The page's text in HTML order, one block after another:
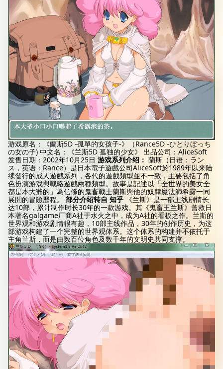
游戏原名：《蘭斯5D -孤單的女孩子-》（Rance5D -ひとりぼっち
の女の子) 中文名：《兰斯5D 孤独的少女》 出品公司：AliceSoft
发售日期：2002年10月25日 游戏系列介绍： 蘭斯（日语：ラン
ス，英语：Rance）是日本電子遊戲公司AliceSoft於1989年以来陆
续發行的成人遊戲系列，各代的遊戲類型並不一致，主要包括了角
色扮演游戏與戰略遊戲兩種類型。故事是記述以「全世界的美女全
都是本大爺的」為信條的鬼畜戰士蘭斯與他的奴隸魔法師希露一同
展開的冒險歷程。 部分介绍转自 知乎 《兰斯》是一部主线剧情长
达10部，累计制作时长30年的一款游戏。其《鬼畜王兰斯》曾救日
本著名galgame厂商A社于水火之中，成为A社的看板之作。兰斯的
世界观和游戏剧情很有趣，10部主线作品，30年的创作历史，为这
部游戏构建了一个完整的世界观体系。这个体系的构建并不依托于
主角兰斯，而是由数百位角色及数千年的文明史共同支撑。